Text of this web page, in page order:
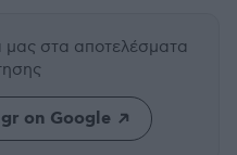
μας στα αποτελέσματα
on Google